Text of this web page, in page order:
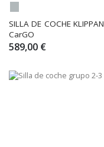
SILLA DE COCHE KLIPPAN
CarGO
589,00 €